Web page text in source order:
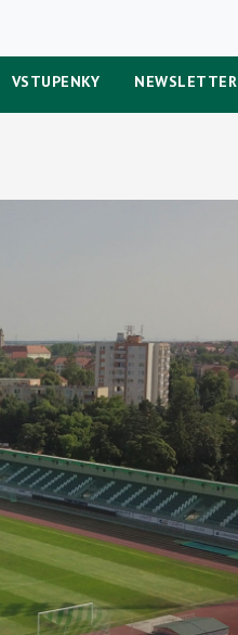
VSTUPENKY NEWSLETTER